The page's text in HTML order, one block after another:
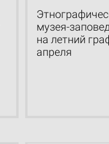
музея-
на летний
апреля